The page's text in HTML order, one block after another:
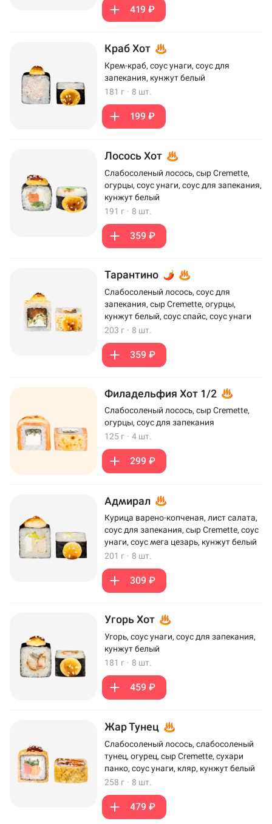
419 ₽
Краб Хот
Крем-краб, соус унаги, соус для
запекания, кунжут белый
181 г · 8 шт.
199 ₽
Лосось Хот
Слабосоленый лосось, сыр Cremette,
огурцы, соус унаги, соус для запекания,
кунжут белый
191 г · 8 шт.
359 ₽
Тарантино
Слабосоленый лосось, соус для
запекания, сыр Cremette, огурцы,
кунжут белый, соус спайс, соус унаги
203 г · 8 шт.
359 ₽
Филадельфия Хот 1/2
Слабосоленый лосось, сыр Cremette,
огурцы, соус для запекания
125 г · 4 шт.
299 ₽
Адмирал
Курица варено-копченая, лист салата,
соус для запекания, сыр Cremette, соус
унаги, соус мега цезарь, кунжут белый
201 г · 8 шт.
309 ₽
Угорь Хот
Угорь, соус унаги, соус для запекания,
кунжут белый
181 г · 8 шт.
459 ₽
Жар Тунец
Слабосоленый лосось, слабосоленый
тунец, огурец, сыр Cremette, сухари
панко, соус унаги, кляр, кунжут белый
258 г · 8 шт.
479 ₽